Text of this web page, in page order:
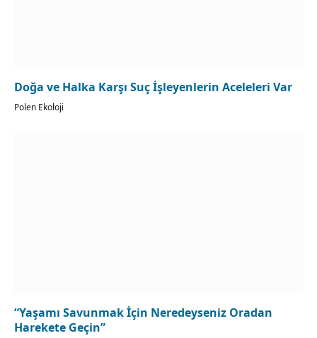
Doğa ve Halka Karşı Suç İşleyenlerin Aceleleri Var
Polen Ekoloji
“Yaşamı Savunmak İçin Neredeyseniz Oradan
Harekete Geçin”